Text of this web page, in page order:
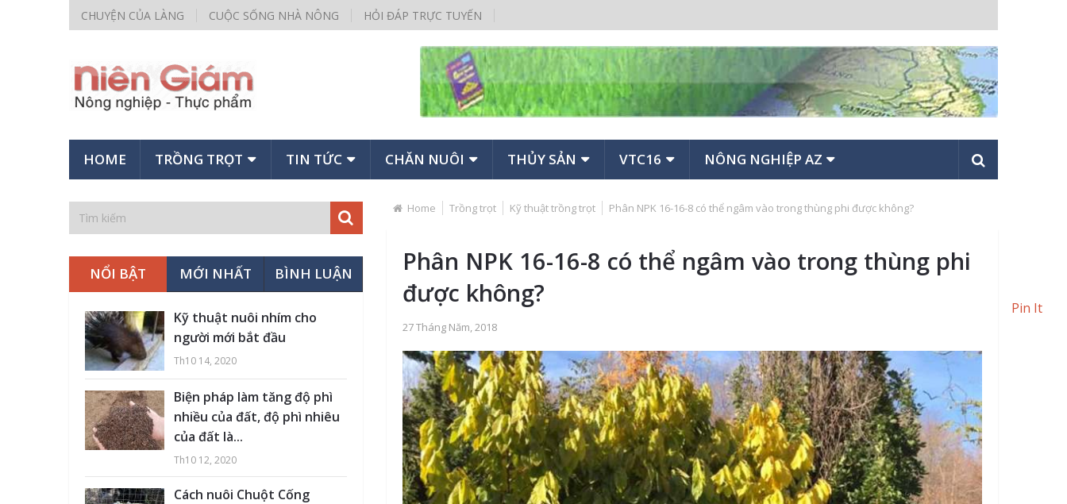
CHUYỆN CỦA LÀNG CUỘC SỐNG NHÀ NÔNG HỎI ĐÁP TRỰC TUYẾN
HOME TRỒNG TRỌT TIN TỨC CHĂN NUÔI THỦY SẢN VTC16 NÔNG NGHIỆP AZ
Home Trồng trọt Kỹ thuật trồng trọt Phân NPK 16-16-8 có thể ngâm vào trong thùng phi được không?
Phân NPK 16-16-8 có thể ngâm vào trong thùng phi
được không?
27 Tháng Năm, 2018
Pin It
NỔI BẬT MỚI NHẤT BÌNH LUẬN
Kỹ thuật nuôi nhím cho
người mới bắt đầu
Th10 14, 2020
Biện pháp làm tăng độ phì
nhiều của đất, độ phì nhiêu
của đất là...
Th10 12, 2020
Cách nuôi Chuột Cống